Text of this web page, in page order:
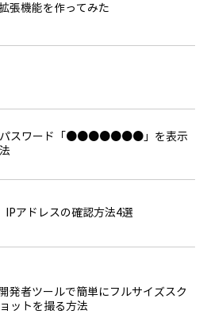
張機能を作ってみた
パスワード「●●●●●●●」を表示
IPアドレスの確認方法4選
発者ツールで簡単にフルサイズスク
ットを撮る方法